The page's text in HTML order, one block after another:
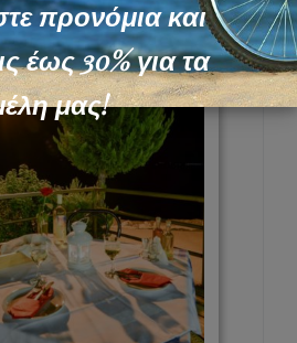
προνόμια και
έως 30% για τα
μας!